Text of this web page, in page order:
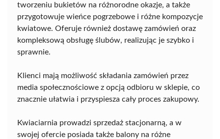
tworzeniu bukietów na różnorodne okazje, a także
przygotowuje wieńce pogrzebowe i różne kompozycje
kwiatowe. Oferuje również dostawę zamówień oraz
kompleksową obsługę ślubów, realizując je szybko i
sprawnie.
Klienci mają możliwość składania zamówień przez
media społecznościowe z opcją odbioru w sklepie, co
znacznie ułatwia i przyspiesza cały proces zakupowy.
Kwiaciarnia prowadzi sprzedaż stacjonarną, a w
swojej ofercie posiada także balony na różne